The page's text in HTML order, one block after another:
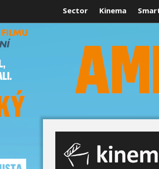
Sector Kinema